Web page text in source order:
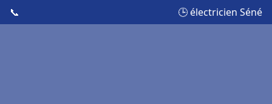
📞 🕒 électricien Séné